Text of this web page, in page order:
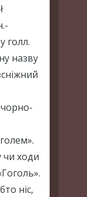
голл.
назву
чи ходи
ніс,